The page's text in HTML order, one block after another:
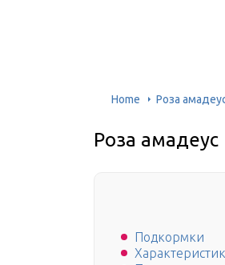
Home Роза
Роза амадеус
Подкормки